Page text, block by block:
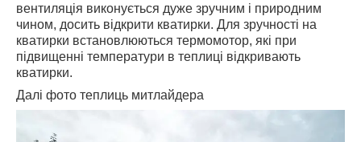
вентиляція виконується дуже зручним і природним
чином, досить відкрити кватирки. Для зручності на
кватирки встановлюються термомотор, які при
підвищенні температури в теплиці відкривають
кватирки.
Далі фото теплиць митлайдера